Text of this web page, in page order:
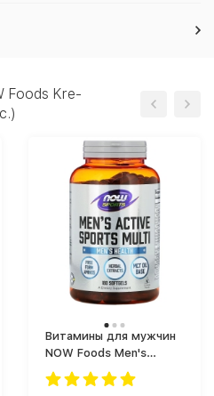
Foods Kre-
Витамины для мужчин
NOW Foods Men's
Active Sports Multi
(180)